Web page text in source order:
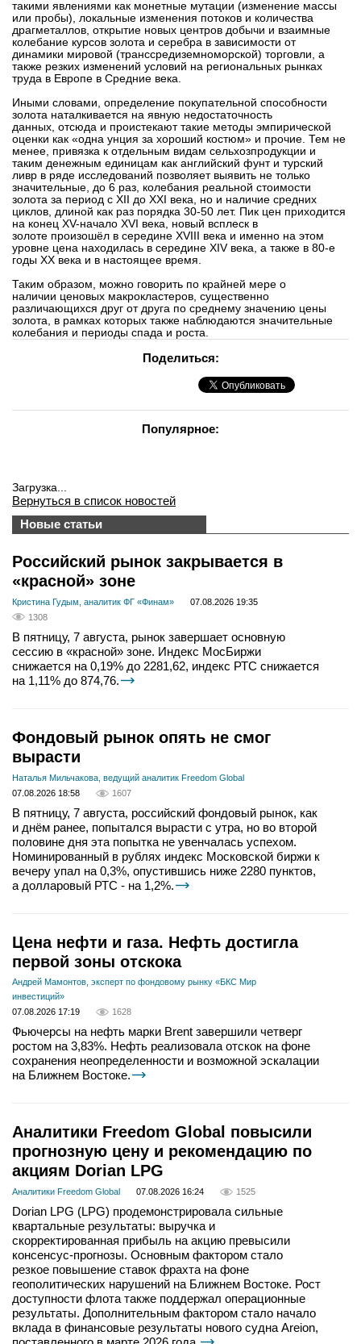
такими явлениями как монетные мутации (изменение массы
или пробы), локальные изменения потоков и количества
драгметаллов, открытие новых центров добычи и взаимные
колебание курсов золота и серебра в зависимости от
динамики мировой (транссредиземноморской) торговли, а
также резких изменений условий на региональных рынках
труда в Европе в Средние века.
Иными словами, определение покупательной способности
золота наталкивается на явную недостаточность
данных, отсюда и проистекают такие методы эмпирической
оценки как «одна унция за хороший костюм» и прочие. Тем не
менее, привязка к отдельным видам сельхозпродукции и
таким денежным единицам как английский фунт и турский
ливр в ряде исследований позволяет выявить не только
значительные, до 6 раз, колебания реальной стоимости
золота за период с XII до XXI века, но и наличие средних
циклов, длиной как раз порядка 30-50 лет. Пик цен приходится
на конец XV-начало XVI века, новый всплеск в
золоте произошёл в середине XVIII века и именно на этом
уровне цена находилась в середине XIV века, а также в 80-е
годы XX века и в настоящее время.
Таким образом, можно говорить по крайней мере о
наличии ценовых макрокластеров, существенно
различающихся друг от друга по среднему значению цены
золота, в рамках которых также наблюдаются значительные
колебания и периоды спада и роста.
Поделиться:
Популярное:
Загрузка...
Вернуться в список новостей
Новые статьи
Российский рынок закрывается в
«красной» зоне
Кристина Гудым, аналитик ФГ «Финам»
07.08.2026 19:35
1308
В пятницу, 7 августа, рынок завершает основную
сессию в «красной» зоне. Индекс МосБиржи
снижается на 0,19% до 2281,62, индекс РТС снижается
на 1,11% до 874,76.
Фондовый рынок опять не смог
вырасти
Наталья Мильчакова, ведущий аналитик Freedom Global
07.08.2026 18:58
1607
В пятницу, 7 августа, российский фондовый рынок, как
и днём ранее, попытался вырасти с утра, но во второй
половине дня эта попытка не увенчалась успехом.
Номинированный в рублях индекс Московской биржи к
вечеру упал на 0,3%, опустившись ниже 2280 пунктов,
а долларовый РТС - на 1,2%.
Цена нефти и газа. Нефть достигла
первой зоны отскока
Андрей Мамонтов, эксперт по фондовому рынку «БКС Мир
инвестиций»
07.08.2026 17:19
1628
Фьючерсы на нефть марки Brent завершили четверг
ростом на 3,83%. Нефть реализовала отскок на фоне
сохранения неопределенности и возможной эскалации
на Ближнем Востоке.
Аналитики Freedom Global повысили
прогнозную цену и рекомендацию по
акциям Dorian LPG
Аналитики Freedom Global 07.08.2026 16:24 1525
Dorian LPG (LPG) продемонстрировала сильные
квартальные результаты: выручка и
скорректированная прибыль на акцию превысили
консенсус-прогнозы. Основным фактором стало
резкое повышение ставок фрахта на фоне
геополитических нарушений на Ближнем Востоке. Рост
доступности флота также поддержал операционные
результаты. Дополнительным фактором стало начало
вклада в финансовые результаты нового судна Areion,